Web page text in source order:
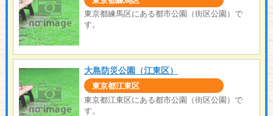
東京都練馬区にある都市公園（街区公園）で
す。
大島防災公園（江東区）
東京都江東区
東京都江東区にある都市公園（街区公園）で
す。